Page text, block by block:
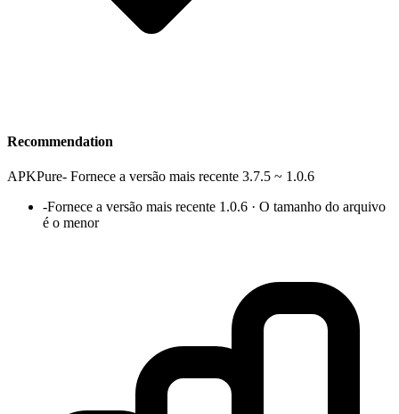
Recommendation
APKPure- Fornece a versão mais recente 3.7.5 ~ 1.0.6
-Fornece a versão mais recente 1.0.6 · O tamanho do arquivo
é o menor